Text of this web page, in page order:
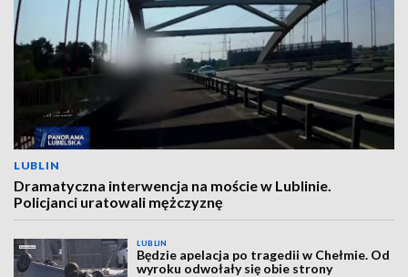
LUBLIN
Dramatyczna interwencja na moście w Lublinie.
Policjanci uratowali mężczyznę
LUBLIN
Będzie apelacja po tragedii w Chełmie. Od
wyroku odwołały się obie strony